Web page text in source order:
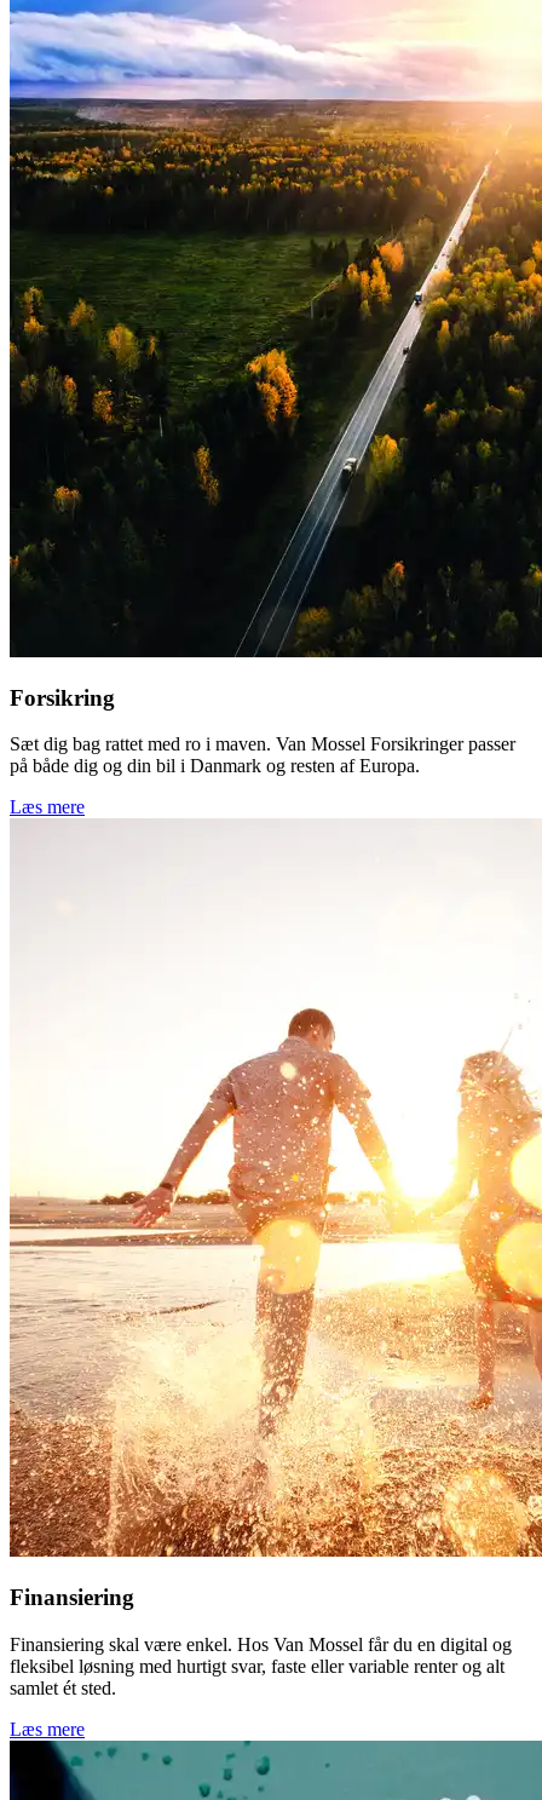
Forsikring
Sæt dig bag rattet med ro i maven. Van Mossel Forsikringer passer
på både dig og din bil i Danmark og resten af Europa.
Læs mere
Finansiering
Finansiering skal være enkel. Hos Van Mossel får du en digital og
fleksibel løsning med hurtigt svar, faste eller variable renter og alt
samlet ét sted.
Læs mere